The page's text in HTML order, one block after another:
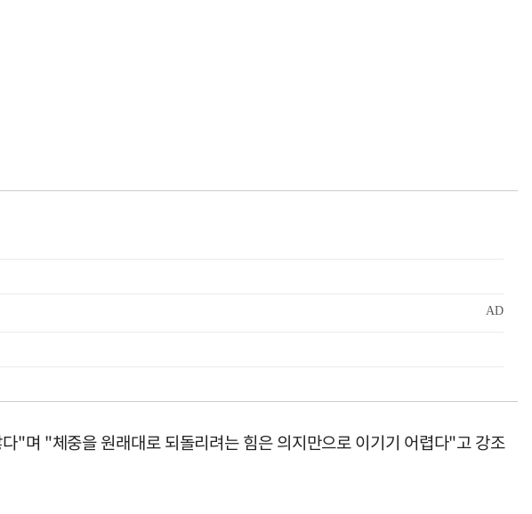
"며 "체중을 원래대로 되돌리려는 힘은 의지만으로 이기기 어렵다"고 강조